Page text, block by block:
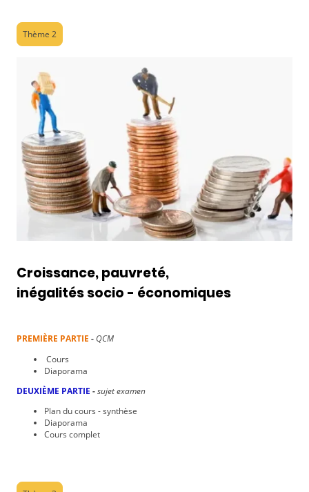
Thème 2
Croissance, pauvreté,
inégalités socio - économiques
PREMIÈRE PARTIE - QCM
Cours
Diaporama
DEUXIÈME PARTIE -sujet examen
Plan du cours - synthèse
Diaporama
Cours complet